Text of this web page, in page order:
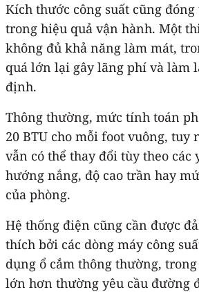
Kích thước công suất cũng
trong hiệu quả vận hành. Một
không đủ khả năng làm mát,
quá lớn lại gây lãng phí và làm
định.
Thông thường, mức tính toán
20 BTU cho mỗi foot vuông, tuy
vẫn có thể thay đổi tùy theo các
hướng nắng, độ cao trần hay
của phòng.
Hệ thống điện cũng cần được
thích bởi các dòng máy công
dụng ổ cắm thông thường,
lớn hơn thường yêu cầu đường